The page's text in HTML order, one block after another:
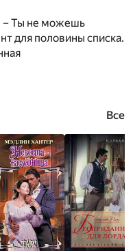
– Ты не можешь
для половины списка.
Все